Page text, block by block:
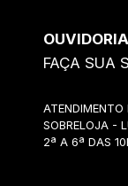
OUVIDORIA
FAÇA SUA
SOBRELOJA -
2ª A 6ª DAS